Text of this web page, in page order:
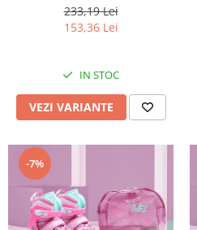
233,19 Lei
153,36 Lei
IN STOC
VEZI VARIANTE
-7%